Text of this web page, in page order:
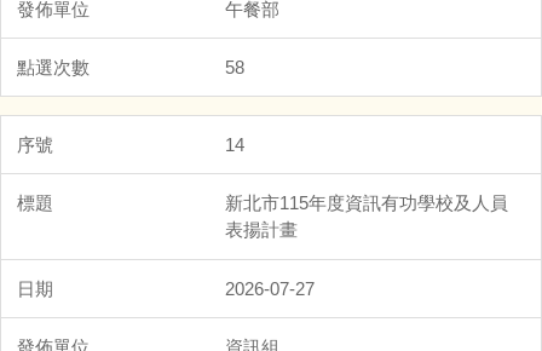
午餐部
58
14
新北市115年度資訊有功學校及人員
表揚計畫
2026-07-27
資訊組